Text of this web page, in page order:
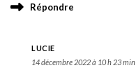
Répondre
LUCIE
14 décembre 2022 à 10 h 23 min